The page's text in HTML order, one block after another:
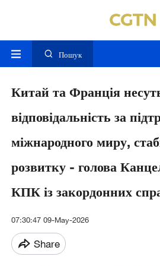
Пошук
Китай та Франція
відповідальність за
міжнародного миру,
розвитку - голова
КПК із закордонних
07:30:47 09-May-2026
Share